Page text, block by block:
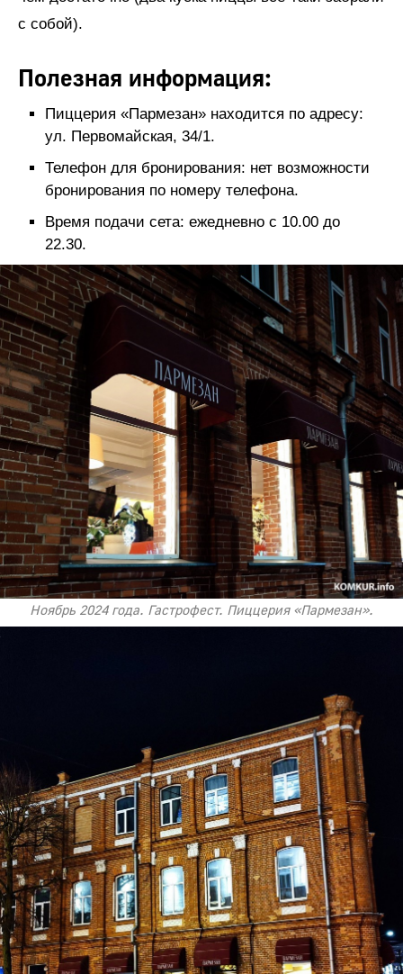
с собой).
Полезная информация:
Пиццерия «Пармезан» находится по адресу:
ул. Первомайская, 34/1.
Телефон для бронирования: нет возможности
бронирования по номеру телефона.
Время подачи сета: ежедневно с 10.00 до
22.30.
Ноябрь 2024 года. Гастрофест. Пиццерия «Пармезан».